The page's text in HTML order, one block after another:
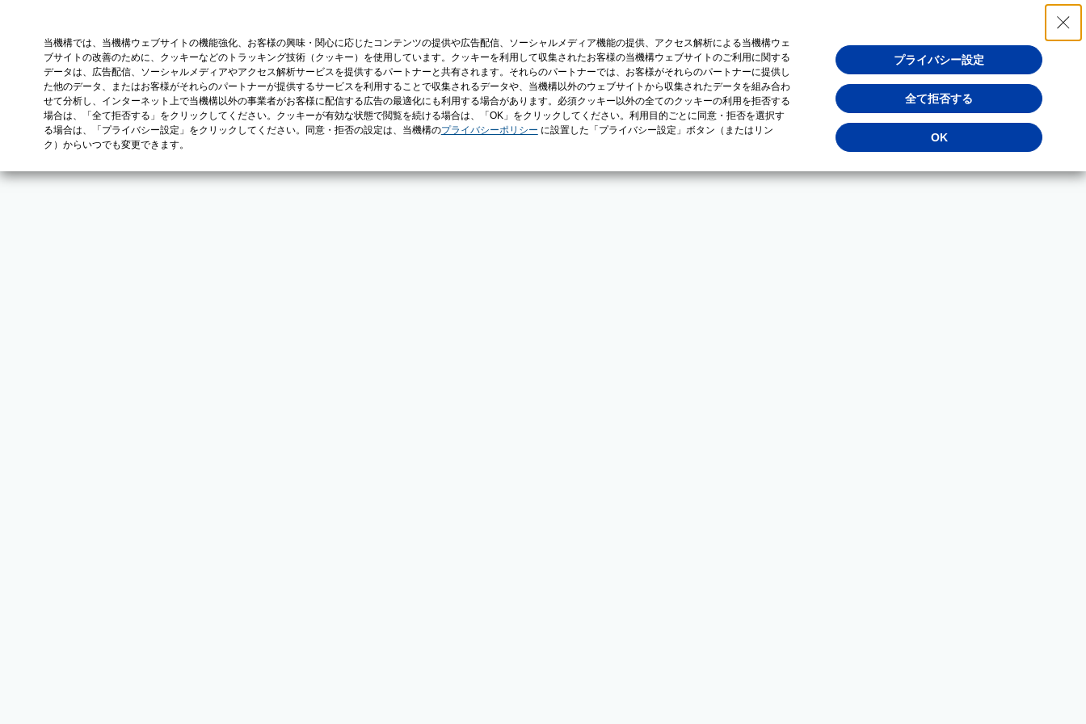
当機構では、当機構ウェブサイトの機能強化、お客様の興味・関心に応じたコンテンツの提供や広告配信、ソーシャルメディア機能の提供、アクセス解析による当機構ウェ
ブサイトの改善のために、クッキーなどのトラッキング技術（クッキー）を使用しています。クッキーを利用して収集されたお客様の当機構ウェブサイトのご利用に関する
データは、広告配信、ソーシャルメディアやアクセス解析サービスを提供するパートナーと共有されます。それらのパートナーでは、お客様がそれらのパートナーに提供し
た他のデータ、またはお客様がそれらのパートナーが提供するサービスを利用することで収集されるデータや、当機構以外のウェブサイトから収集されたデータを組み合わ
せて分析し、インターネット上で当機構以外の事業者がお客様に配信する広告の最適化にも利用する場合があります。必須クッキー以外の全てのクッキーの利用を拒否する
場合は、「全て拒否する」をクリックしてください。クッキーが有効な状態で閲覧を続ける場合は、「OK」をクリックしてください。利用目的ごとに同意・拒否を選択す
る場合は、「プライバシー設定」をクリックしてください。同意・拒否の設定は、当機構のプライバシーポリシー に設置した「プライバシー設定」ボタン（またはリン
ク）からいつでも変更できます。
プライバシー設定
全て拒否する
OK